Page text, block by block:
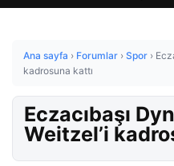
Ana sayfa › Forumlar › Spor ›
kadrosuna kattı
Eczacıbaşı
Weitzel’i